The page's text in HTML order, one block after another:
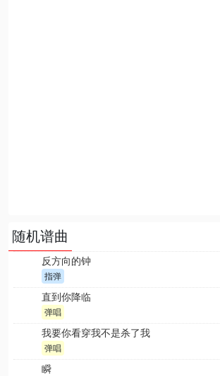
随机谱曲
反方向的钟
指弹
直到你降临
弹唱
我要你看穿我不是杀了我
弹唱
瞬